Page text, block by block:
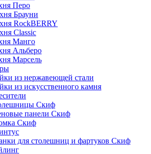
Перо
Брауни
RockBERRY
Classic
Манго
Альберо
Марсель
из нержавеющей стали
из искусственного камня
Скиф
панели Скиф
Скиф
для столешниц и фартуков Скиф